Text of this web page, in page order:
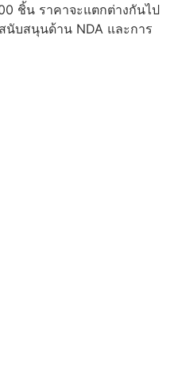
ชิ้น ราคาจะแตกต่างกันไป
บสนุนด้าน NDA และการ